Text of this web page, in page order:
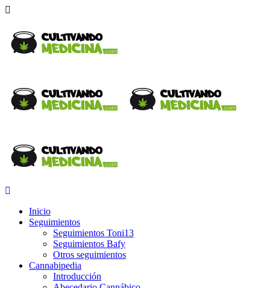
Inicio
Seguimientos
Seguimientos Toni13
Seguimientos Bafy
Otros seguimientos
Cannabipedia
Introducción